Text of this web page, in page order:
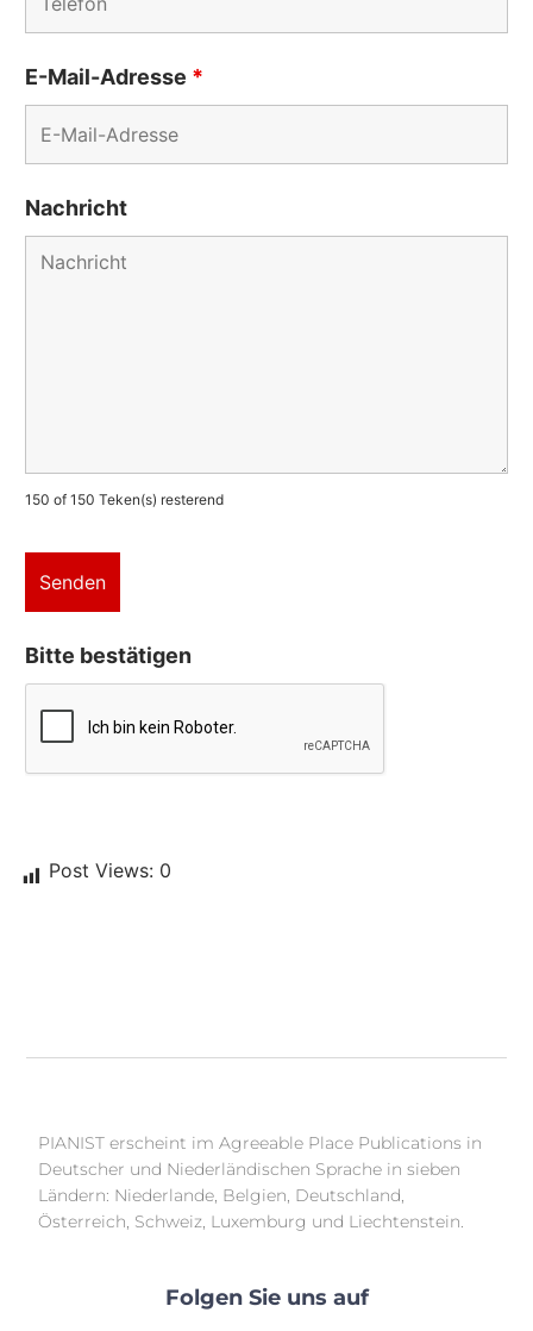
E-Mail-Adresse *
Nachricht
150 of 150 Teken(s) resterend
Bitte bestätigen
Post Views: 0
PIANIST erscheint im Agreeable Place Publications in
Deutscher und Niederländischen Sprache in sieben
Ländern: Niederlande, Belgien, Deutschland,
Österreich, Schweiz, Luxemburg und Liechtenstein.
Folgen Sie uns auf